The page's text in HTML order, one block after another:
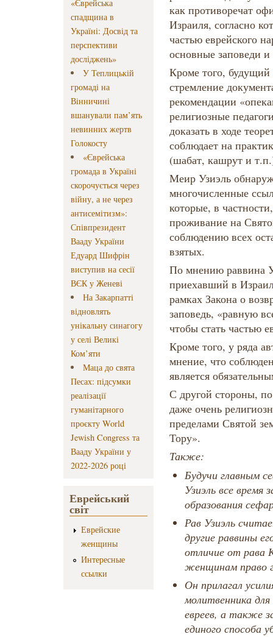
«Єврейська
спадщина в
Україні: Досвід та
перспективи
досліджень»
У Теплицькій
громаді на
Вінничині
вшанували пам’ять
невинних жертв
Голокосту
«Єврейська
громада в Україні
скорочується через
війну, а не через
антисемітизм»:
Співпрезидент
Вааду України
Едуард Шифрін
виступив на сесії
ВЄК у Женеві
На Закарпатті
відновлять
унікальну синагогу
у селі Великі
Ком’яти
Маца до свята
Песах: підсумки
реалізації
гуманітарного
проєкту World
Jewish Congress та
Вааду України у
2022-2026 році
Еврейський
світ
Еврейские
женщины
Интересные
ссылки
как противоречат
Израиля, согласно
частью еврейского
основные заповеди
Кроме того, будущий
стремление
рекомендации
религиозные
доказать в ходе
соблюдает на
(шабат, кашрут и
Меир Узиэль
многочисленные
которые, в
проживание на
соблюдению всех
взятых.
По мнению раввина
приехавший в
рамках Закона о
заповедь, «равную
чтобы стать частью
Кроме того, у ряда
мнение, что
является
С другой стороны,
даже очень
пределами Святой
Тору».
Также:
Будучи главным
Узиэль все время
образования
Рав Узиэль
другие раввины
отличие от рава
женщинам право
Он прилагал
молитвенника
евреев, а также
единого способа